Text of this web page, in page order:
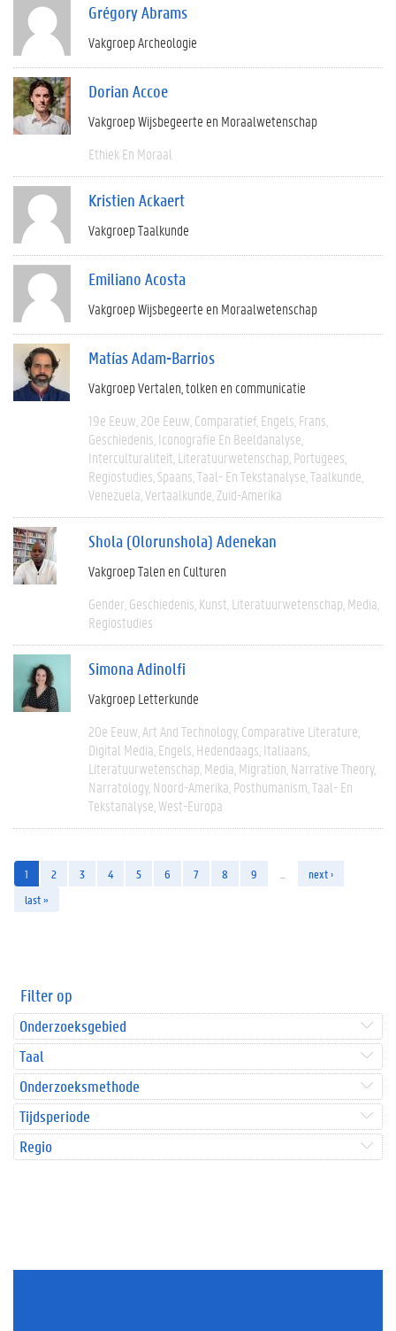
Grégory Abrams
Vakgroep Archeologie
Dorian Accoe
Vakgroep Wijsbegeerte en Moraalwetenschap
Ethiek En Moraal
Kristien Ackaert
Vakgroep Taalkunde
Emiliano Acosta
Vakgroep Wijsbegeerte en Moraalwetenschap
Matías Adam-Barrios
Vakgroep Vertalen, tolken en communicatie
19e Eeuw 20e Eeuw Comparatief Engels Frans
Geschiedenis Iconografie En Beeldanalyse
Interculturaliteit Literatuurwetenschap Portugees
Regiostudies Spaans Taal- En Tekstanalyse Taalkunde
Venezuela Vertaalkunde Zuid-Amerika
Shola (Olorunshola) Adenekan
Vakgroep Talen en Culturen
Gender Geschiedenis Kunst Literatuurwetenschap Media
Regiostudies
Simona Adinolfi
Vakgroep Letterkunde
20e Eeuw Art And Technology Comparative Literature
Digital Media Engels Hedendaags Italiaans
Literatuurwetenschap Media Migration Narrative Theory
Narratology Noord-Amerika Posthumanism Taal- En
Tekstanalyse West-Europa
1 2 3 4 5 6 7 8 9
next ›
last »
Filter op
Onderzoeksgebied
Taal
Onderzoeksmethode
Tijdsperiode
Regio